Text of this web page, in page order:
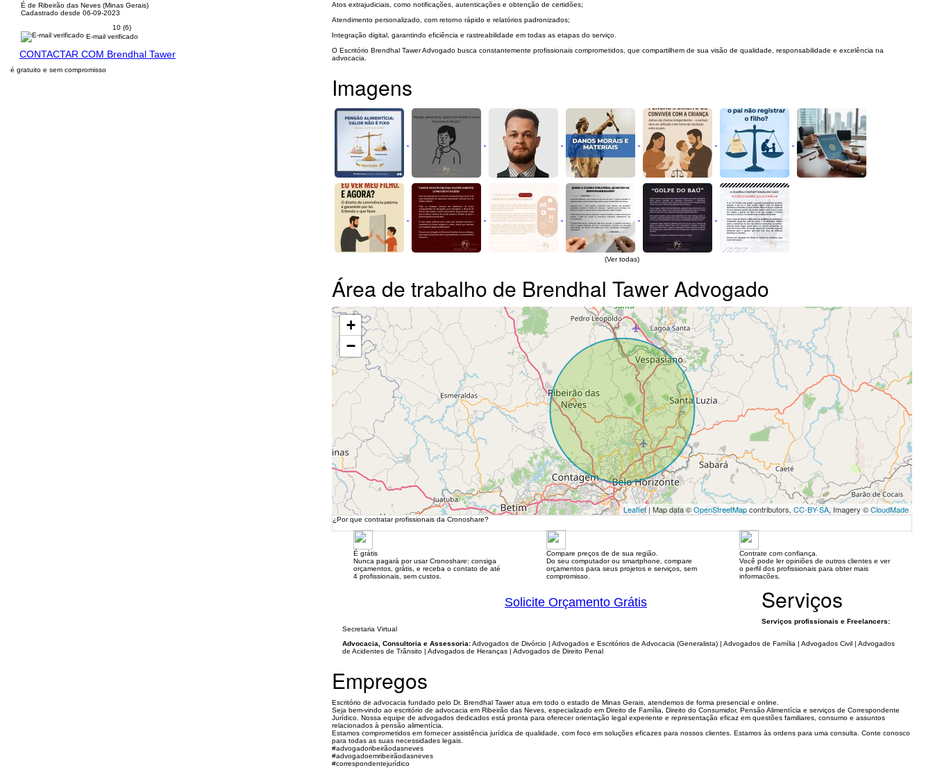
É de Ribeirão das Neves (Minas Gerais)
Cadastrado desde 06-09-2023
10 (6)
E-mail verificado
CONTACTAR COM Brendhal Tawer
é gratuito e sem compromisso
Atos extrajudiciais, como notificações, autenticações e obtenção de certidões;
Atendimento personalizado, com retorno rápido e relatórios padronizados;
Integração digital, garantindo eficiência e rastreabilidade em todas as etapas do serviço.
O Escritório Brendhal Tawer Advogado busca constantemente profissionais comprometidos, que compartilhem de sua visão de qualidade, responsabilidade e excelência na
advocacia.
Imagens
(Ver todas)
Área de trabalho de Brendhal Tawer Advogado
+
−
Leaflet| Map data ©OpenStreetMapcontributors, CC-BY-SA, Imagery ©CloudMade
¿Por que contratar profissionais da Cronoshare?
É grátis
Nunca pagará por usar Cronoshare: consiga
orçamentos, grátis, e receba o contato de até
4 profissionais, sem custos.
Compare preços de de sua região.
Do seu computador ou smartphone, compare
orçamentos para seus projetos e serviços, sem
compromisso.
Contrate com confiança.
Você pode ler opiniões de outros clientes e ver
o perfil dos profissionais para obter mais
informacões.
Solicite Orçamento Grátis Serviços
Serviços profissionais e Freelancers:
Secretaria Virtual
Advocacia, Consultoria e Assessoria:Advogados de Divórcio | Advogados e Escritórios de Advocacia (Generalista) | Advogados de Família | Advogados Civil | Advogados
de Acidentes de Trânsito | Advogados de Heranças | Advogados de Direito Penal
Empregos
Escritório de advocacia fundado pelo Dr. Brendhal Tawer atua em todo o estado de Minas Gerais, atendemos de forma presencial e online.
Seja bem-vindo ao escritório de advocacia em Ribeirão das Neves, especializado em Direito de Família, Direito do Consumidor, Pensão Alimentícia e serviços de Correspondente
Jurídico. Nossa equipe de advogados dedicados está pronta para oferecer orientação legal experiente e representação eficaz em questões familiares, consumo e assuntos
relacionados à pensão alimentícia.
Estamos comprometidos em fornecer assistência jurídica de qualidade, com foco em soluções eficazes para nossos clientes. Estamos às ordens para uma consulta. Conte conosco
para todas as suas necessidades legais.
#advogadoribeirãodasneves
#advogadoemribeirãodasneves
#correspondentejurídico